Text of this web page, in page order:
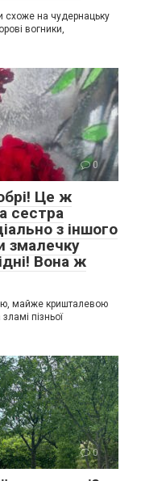
схоже на чудернацьку
вогники,
0
Це ж
сестра
з іншого
змалечку
Вона ж
майже кришталевою
пізньої
0